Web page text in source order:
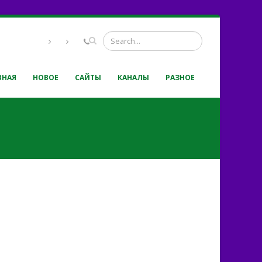
НОВОЕ САЙТЫ КАНАЛЫ РАЗНОЕ